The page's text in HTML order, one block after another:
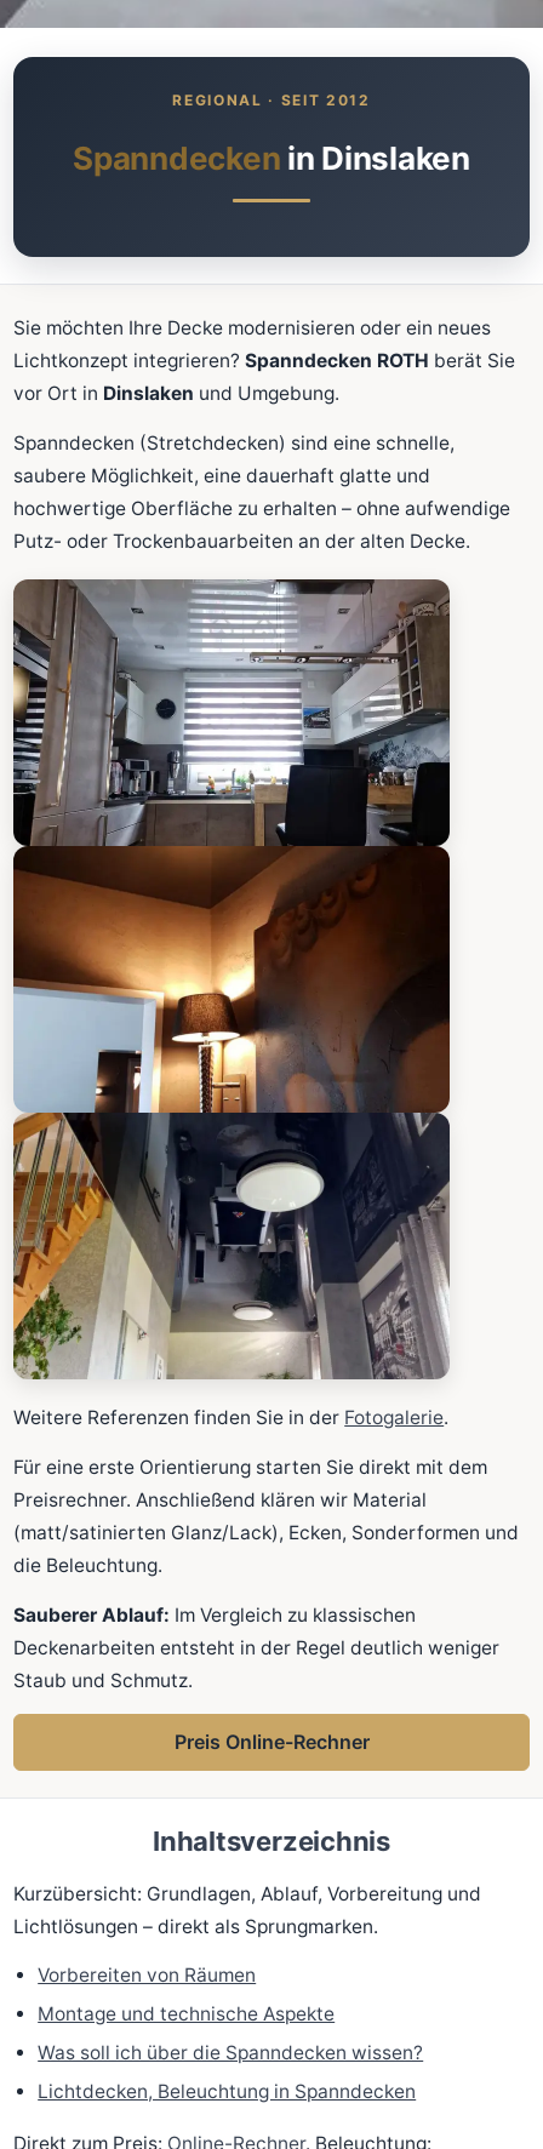
Was kostet meine neue
Spanndecke?
Schnellrechner
FLÄCHE (M²)
Zum Rechner
Fläche wird in den großen Rechner übernommen.
Spanndecken in Dinslaken
Sie möchten Ihre Decke modernisieren oder ein neues
Lichtkonzept integrieren?Spanndecken ROTH berät Sie
vor Ort in Dinslaken und Umgebung.
Spanndecken (Stretchdecken) sind eine schnelle,
saubere Möglichkeit, eine dauerhaft glatte und
hochwertige Oberfläche zu erhalten – ohne aufwendige
Putz- oder Trockenbauarbeiten an der alten Decke.
Weitere Referenzen finden Sie in der Fotogalerie.
Für eine erste Orientierung starten Sie direkt mit dem
Preisrechner. Anschließend klären wir Material
(matt/satinierten Glanz/Lack), Ecken, Sonderformen und
die Beleuchtung.
Sauberer Ablauf: Im Vergleich zu klassischen
Deckenarbeiten entsteht in der Regel deutlich weniger
Staub und Schmutz.
Preis Online-Rechner
Inhaltsverzeichnis
Kurzübersicht: Grundlagen, Ablauf, Vorbereitung und
Lichtlösungen – direkt als Sprungmarken.
Vorbereiten von Räumen
Montage und technische Aspekte
Was soll ich über die Spanndecken wissen?
Lichtdecken, Beleuchtung in Spanndecken
Direkt zum Preis: Online-Rechner. Beleuchtung: